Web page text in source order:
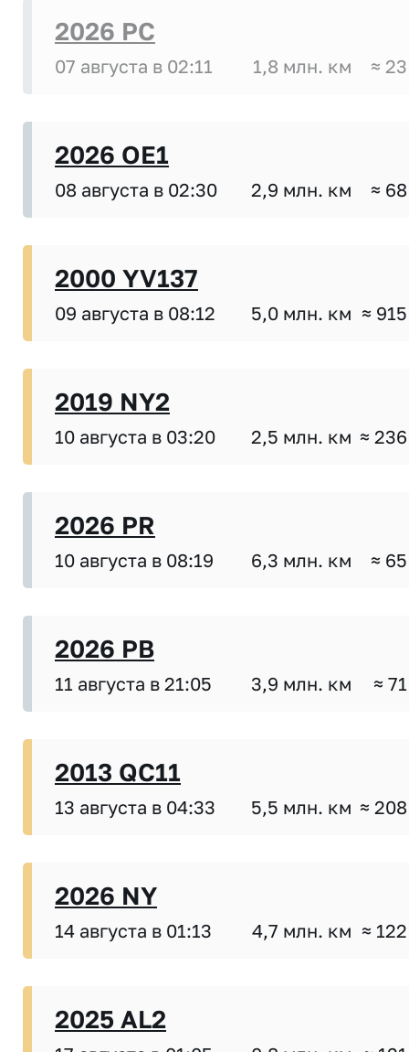
2026 PC
07 августа в 02:11 1,8 млн. км ≈
2026 OE1
08 августа в 02:30 2,9 млн. км ≈
2000 YV137
09 августа в 08:12 5,0 млн. км ≈
2019 NY2
10 августа в 03:20 2,5 млн. км ≈
2026 PR
10 августа в 08:19 6,3 млн. км ≈
2026 PB
11 августа в 21:05 3,9 млн. км ≈
2013 QC11
13 августа в 04:33 5,5 млн. км ≈
2026 NY
14 августа в 01:13 4,7 млн. км ≈
2025 AL2